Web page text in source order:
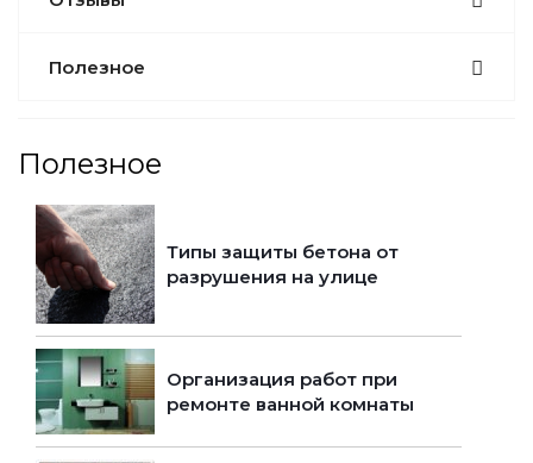
Полезное
Полезное
Типы защиты бетона от
разрушения на улице
Организация работ при
ремонте ванной комнаты